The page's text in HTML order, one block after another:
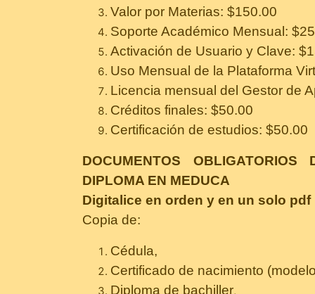
Valor por Materias: $150.00
Soporte Académico Mensual:
Activación de Usuario y Clave:
Uso Mensual de la Plataforma
Licencia mensual del Gestor de
Créditos finales: $50.00
Certificación de estudios: $50.00
DOCUMENTOS
DIPLOMA EN MEDUCA
Digitalice en orden y en un solo
Copia de:
Cédula,
Certificado de nacimiento
Diploma de bachiller,